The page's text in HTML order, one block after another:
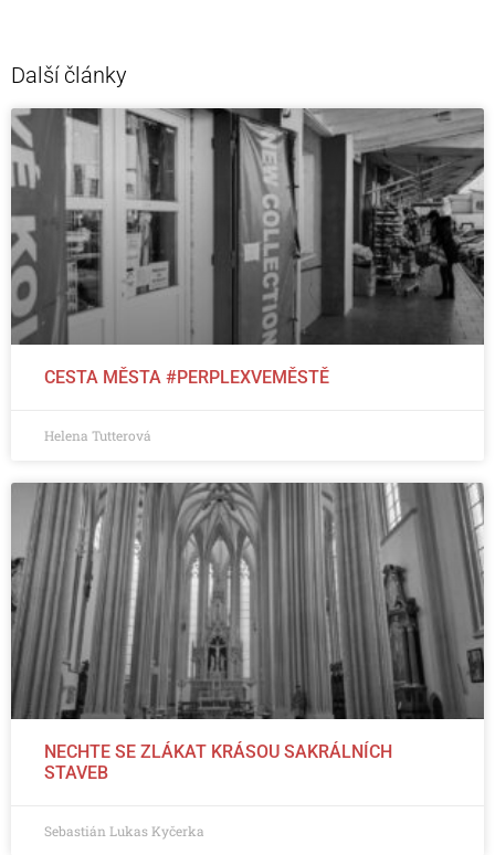
Další články
CESTA MĚSTA #PERPLEXVEMĚSTĚ
Helena Tutterová
NECHTE SE ZLÁKAT KRÁSOU SAKRÁLNÍCH
STAVEB
Sebastián Lukas Kyčerka